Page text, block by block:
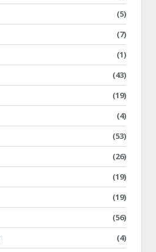
(5)
(7)
(1)
(43)
(19)
(4)
(53)
(26)
(19)
(19)
(56)
(4)